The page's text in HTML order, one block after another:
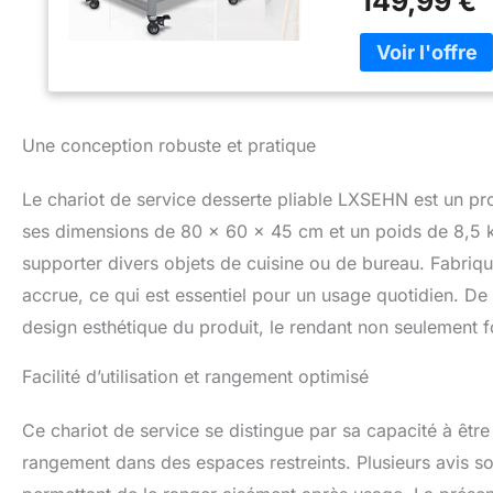
ROULANT
besoin dans la
ainsi que des
livres [INOX
corroder
côtés du chariot
bouchons à vis
assure la
CAPACITÉ DE
tous vos
volume, la
choix pour votre
Une conception robuste et pratique
Le chariot de service desserte pliable LXSEHN est un
ses dimensions de 80 x 60 x 45 cm et un poids de 8,5
supporter divers objets de cuisine ou de bureau.
accrue, ce qui est essentiel pour un usage quotidien.
design esthétique du produit, le rendant non seulement
Facilité d’utilisation et rangement optimisé
Ce chariot de service se distingue par sa capacité à
rangement dans des espaces restreints. Plusieurs avis